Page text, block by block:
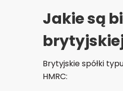
Jakie są
Brytyjskie spółki
HMRC: